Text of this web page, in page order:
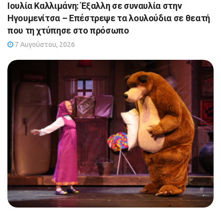
Ιουλία Καλλιμάνη: Έξαλλη σε συναυλία στην
Ηγουμενίτσα – Επέστρεψε τα λουλούδια σε θεατή
που τη χτύπησε στο πρόσωπο
7 Αυγούστου, 2026